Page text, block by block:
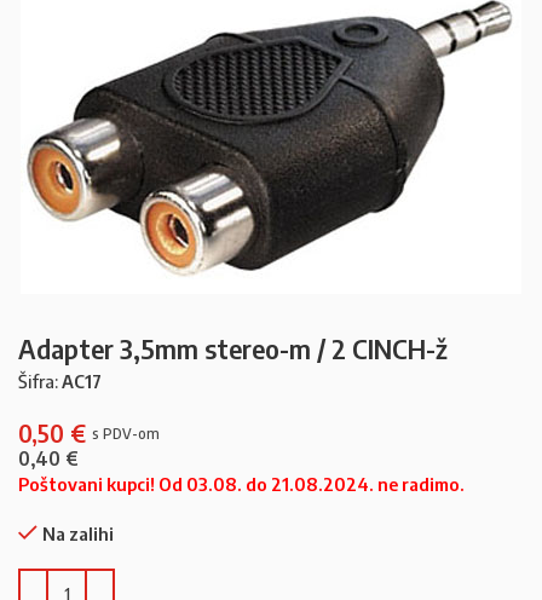
Adapter 3,5mm stereo-m / 2 CINCH-ž
Šifra:AC17
0,50 €
0,40 €
Poštovani kupci! Od 03.08. do 21.08.2024. ne radimo.
Na zalihi